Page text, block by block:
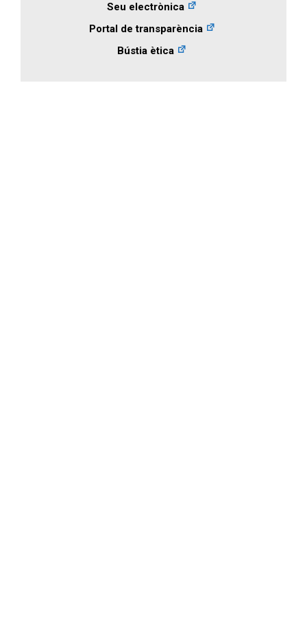
Seu electrònica
Portal de transparència
Bústia ètica